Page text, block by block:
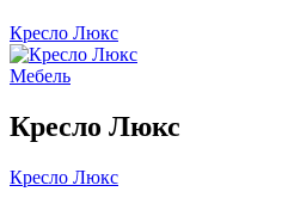
Кресло Люкс
Мебель
Кресло Люкс
Кресло Люкс